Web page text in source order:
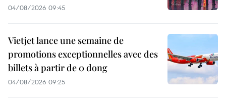
04/08/2026 09:45
Vietjet lance une semaine de
promotions exceptionnelles avec des
billets à partir de 0 dong
04/08/2026 09:25